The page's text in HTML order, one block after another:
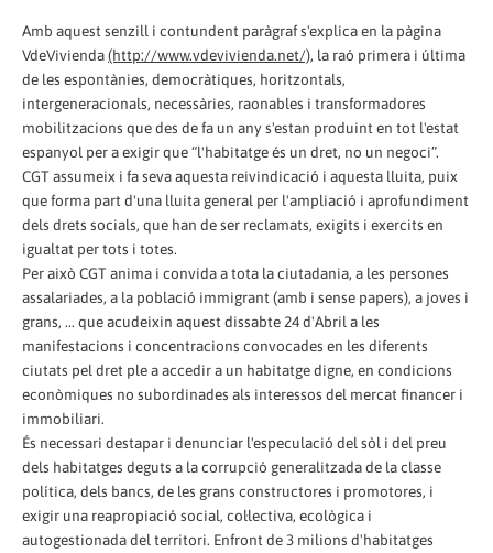
Amb aquest senzill i contundent paràgraf s'explica en la pàgina
VdeVivienda(http://www.vdevivienda.net/), la raó primera i última
de les espontànies, democràtiques, horitzontals,
intergeneracionals, necessàries, raonables i transformadores
mobilitzacions que des de fa un any s'estan produint en tot l'estat
espanyol per a exigir que “l'habitatge és un dret, no un negoci”.
CGT assumeix i fa seva aquesta reivindicació i aquesta lluita, puix
que forma part d'una lluita general per l'ampliació i aprofundiment
dels drets socials, que han de ser reclamats, exigits i exercits en
igualtat per tots i totes.
Per això CGT anima i convida a tota la ciutadania, a les persones
assalariades, a la població immigrant (amb i sense papers), a joves i
grans, ... que acudeixin aquest dissabte 24 d'Abril a les
manifestacions i concentracions convocades en les diferents
ciutats pel dret ple a accedir a un habitatge digne, en condicions
econòmiques no subordinades als interessos del mercat financer i
immobiliari.
És necessari destapar i denunciar l'especulació del sòl i del preu
dels habitatges deguts a la corrupció generalitzada de la classe
política, dels bancs, de les grans constructores i promotores, i
exigir una reapropiació social, col·lectiva, ecològica i
autogestionada del territori. Enfront de 3 milions d'habitatges